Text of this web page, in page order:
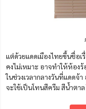
แต่ด้วยแดดเมืองไทยขึ้นชื่อเ
คงไม่เหมาะ อาจทำให้ห้อง
ในช่วงเวลากลางวันที่แดดจ้
จะใช้เป็นโทนสีครีม สีน้ำตา